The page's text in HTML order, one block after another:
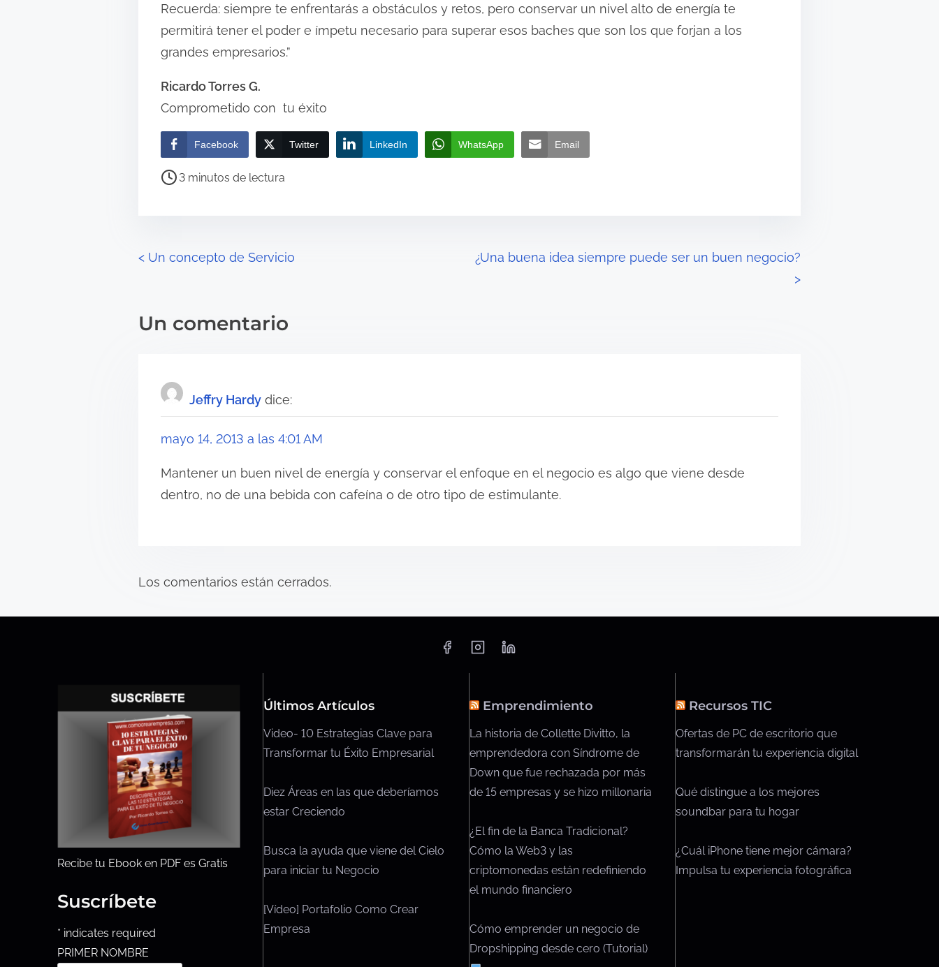
Recuerda: siempre te enfrentarás a obstáculos y retos, pero conservar un nivel alto de energía te
permitirá tener el poder e ímpetu necesario para superar esos baches que son los que forjan a los
grandes empresarios.”
Ricardo Torres G.
Comprometido con tu éxito
Facebook Twitter LinkedIn WhatsApp Email
T
p
t
a
d
3 minutos de lectura
N
v
e
e
r
a
d
a
s
< Un concepto de Servicio
¿Una buena idea siempre puede ser un buen negocio?
>
Un comentario
Jeffry Hardy dice:
mayo 14, 2013 a las 4:01 AM
Mantener un buen nivel de energía y conservar el enfoque en el negocio es algo que viene desde
dentro, no de una bebida con cafeína o de otro tipo de estimulante.
Los comentarios están cerrados.
Recibe tu Ebook en PDF es Gratis
Suscríbete
* indicates required
PRIMER NOMBRE
Últimos Artículos
Video- 10 Estrategias Clave para
Transformar tu Éxito Empresarial
Diez Áreas en las que deberíamos
estar Creciendo
Busca la ayuda que viene del Cielo
para iniciar tu Negocio
[Vídeo] Portafolio Como Crear
Empresa
Emprendimiento
La historia de Collette Divitto, la
emprendedora con Síndrome de
Down que fue rechazada por más
de 15 empresas y se hizo millonaria
¿El fin de la Banca Tradicional?
Cómo la Web3 y las
criptomonedas están redefiniendo
el mundo financiero
Cómo emprender un negocio de
Dropshipping desde cero (Tutorial)
Recursos TIC
Ofertas de PC de escritorio que
transformarán tu experiencia digital
Qué distingue a los mejores
soundbar para tu hogar
¿Cuál iPhone tiene mejor cámara?
Impulsa tu experiencia fotográfica